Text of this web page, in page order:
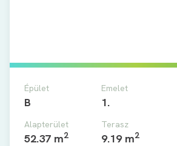
Épület
B
Emelet
1.
Alapterület
52.37 m2
Terasz
9.19 m2